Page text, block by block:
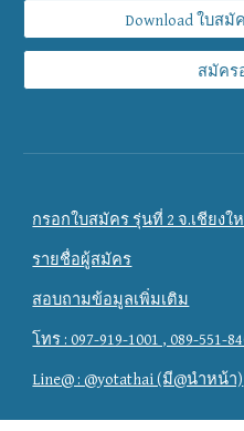
Download ใบสมั
สมัคร
กรอกใบสมัคร รุ่นที่ 2 จ.เชียงใ
รายชื่อผู้สมัคร
สอบถามข้อมูลเพิ่มเติม
โทร : 097-919-1001 , 089-551-
Line@ : @yotathai (มี@นำหน้า)